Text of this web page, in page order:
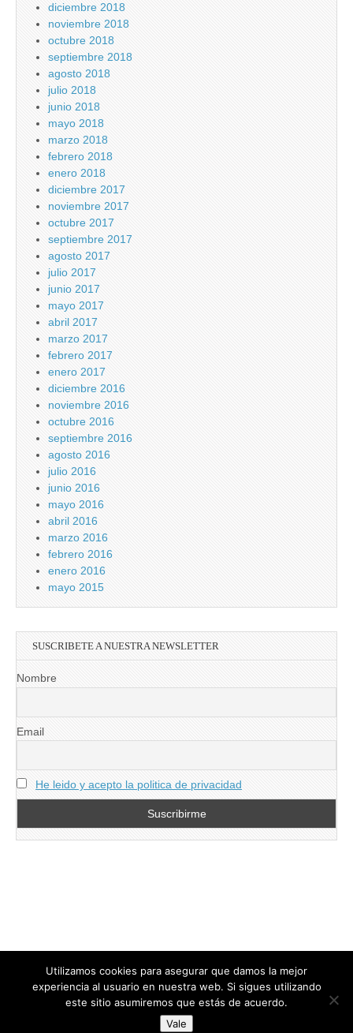
diciembre 2018
noviembre 2018
octubre 2018
septiembre 2018
agosto 2018
julio 2018
junio 2018
mayo 2018
marzo 2018
febrero 2018
enero 2018
diciembre 2017
noviembre 2017
octubre 2017
septiembre 2017
agosto 2017
julio 2017
junio 2017
mayo 2017
abril 2017
marzo 2017
febrero 2017
enero 2017
diciembre 2016
noviembre 2016
octubre 2016
septiembre 2016
agosto 2016
julio 2016
junio 2016
mayo 2016
abril 2016
marzo 2016
febrero 2016
enero 2016
mayo 2015
SUSCRIBETE A NUESTRA NEWSLETTER
Nombre
Email
He leido y acepto la politica de privacidad
directoresdeseguridad.es
Diseñado por Centro Andaluz de Estudios y Entrenamiento
Utilizamos cookies para asegurar que damos la mejor
experiencia al usuario en nuestra web. Si sigues utilizando
este sitio asumiremos que estás de acuerdo.
Vale